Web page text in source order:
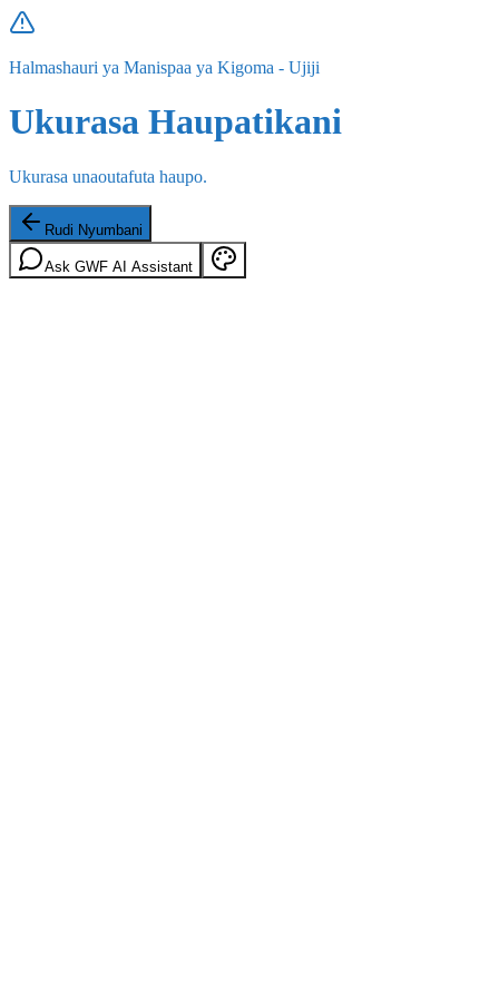
Halmashauri ya Manispaa ya Kigoma - Ujiji
Ukurasa Haupatikani
Ukurasa unaoutafuta haupo.
Rudi Nyumbani
Ask GWF AI Assistant